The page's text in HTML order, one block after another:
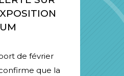
de février
que la